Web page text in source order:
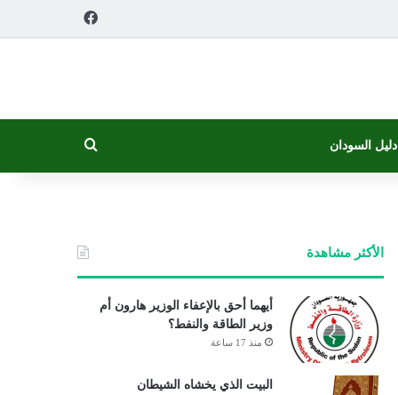
دليل السودان
الأكثر مشاهدة
أيهما أحق بالإعفاء الوزير هارون أم
وزير الطاقة والنفط؟
منذ 17 ساعة
البيت الذي يخشاه الشيطان